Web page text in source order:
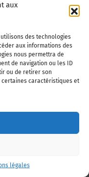
aux
des technologies
aux informations des
nous permettra de
de navigation ou les ID
ou de retirer son
caractéristiques et
légales
2026
2026